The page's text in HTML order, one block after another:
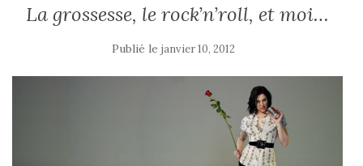
La grossesse, le rock’n’roll, et moi…
Publié le janvier 10, 2012